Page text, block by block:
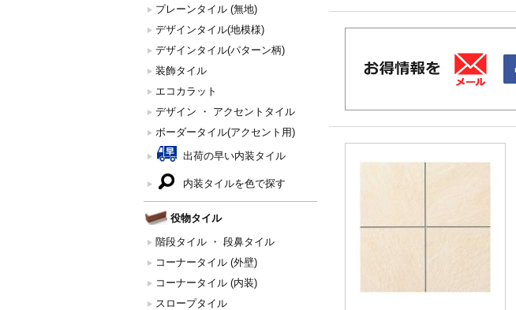
プレーンタイル (無地)
デザインタイル(地模様)
デザインタイル(パターン柄)
装飾タイル
エコカラット
デザイン ・ アクセントタイル
ボーダータイル(アクセント用)
出荷の早い内装タイル
内装タイルを色で探す
役物タイル
階段タイル ・ 段鼻タイル
コーナータイル (外壁)
コーナータイル (内装)
スロープタイル